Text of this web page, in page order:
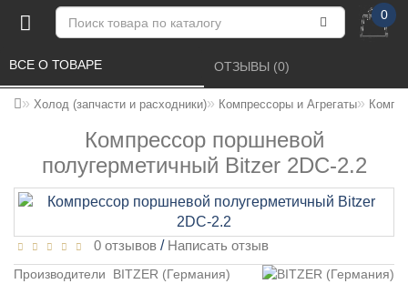
0
Холод (запчасти и расходники) Компрессоры и Агрегаты
Компрессор поршневой
полугерметичный Bitzer 2DC-2.2
ВСЕ О ТОВАРЕ ОТЗЫВЫ (0)
0 отзывов / Написать отзыв
Производители
BITZER (Германия)